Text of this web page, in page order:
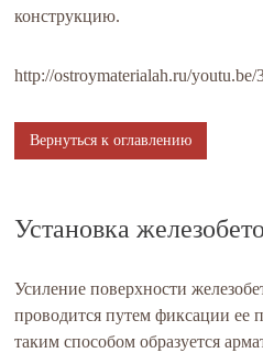
конструкцию.
http://ostroymaterialah.ru/
Вернуться к оглавлению
Установка
Усиление поверхности
проводится путем фиксации ее
таким способом образуется